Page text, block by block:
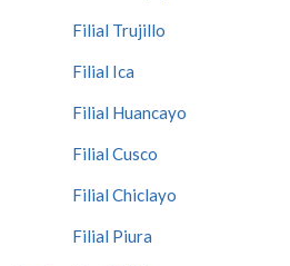
Filial Trujillo
Filial Ica
Filial Huancayo
Filial Cusco
Filial Chiclayo
Filial Piura